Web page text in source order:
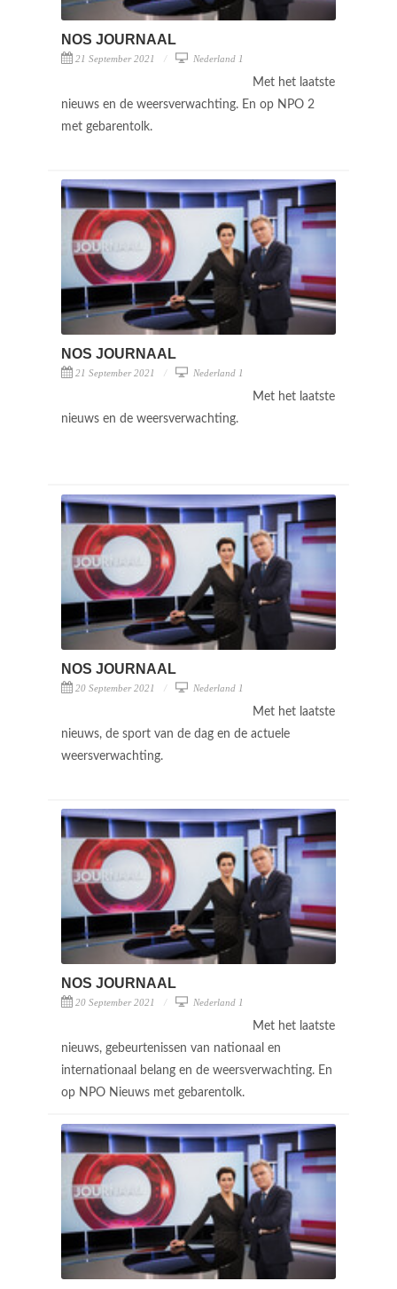
NOS JOURNAAL
21 September 2021 Nederland 1
Met het laatste
nieuws en de weersverwachting. En op NPO 2
met gebarentolk.
NOS JOURNAAL
21 September 2021 Nederland 1
Met het laatste
nieuws en de weersverwachting.
NOS JOURNAAL
20 September 2021 Nederland 1
Met het laatste
nieuws, de sport van de dag en de actuele
weersverwachting.
NOS JOURNAAL
20 September 2021 Nederland 1
Met het laatste
nieuws, gebeurtenissen van nationaal en
internationaal belang en de weersverwachting. En
op NPO Nieuws met gebarentolk.